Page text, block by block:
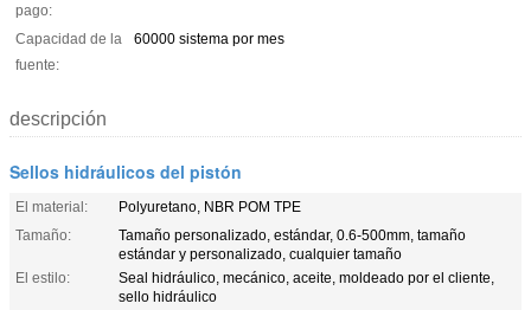
pago:
Capacidad de la
fuente:
60000 sistema por mes
descripción
Sellos hidráulicos del pistón
El material:
Polyuretano, NBR POM TPE
Tamaño:
Tamaño personalizado, estándar, 0.6-500mm, tamaño
estándar y personalizado, cualquier tamaño
El estilo:
Seal hidráulico, mecánico, aceite, moldeado por el cliente,
sello hidráulico